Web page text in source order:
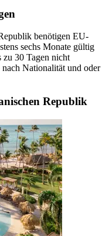
benötigen EU-
sechs Monate gültig
30 Tagen nicht
Nationalität und oder
Republik